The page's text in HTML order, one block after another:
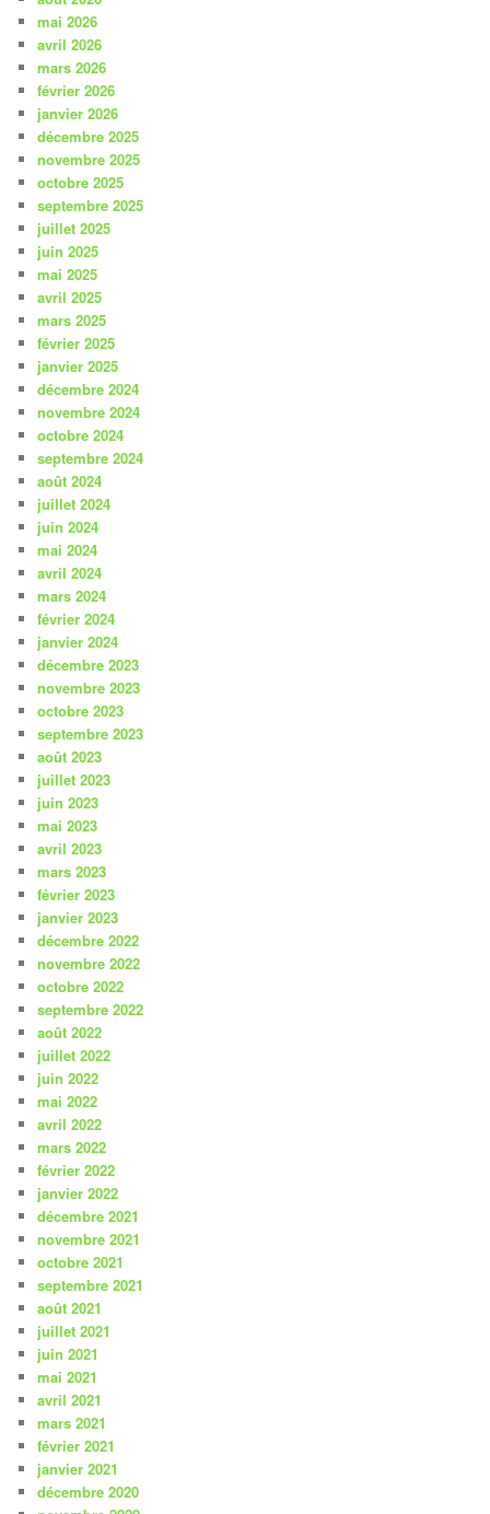
mai 2026
avril 2026
mars 2026
février 2026
janvier 2026
décembre 2025
novembre 2025
octobre 2025
septembre 2025
juillet 2025
juin 2025
mai 2025
avril 2025
mars 2025
février 2025
janvier 2025
décembre 2024
novembre 2024
octobre 2024
septembre 2024
août 2024
juillet 2024
juin 2024
mai 2024
avril 2024
mars 2024
février 2024
janvier 2024
décembre 2023
novembre 2023
octobre 2023
septembre 2023
août 2023
juillet 2023
juin 2023
mai 2023
avril 2023
mars 2023
février 2023
janvier 2023
décembre 2022
novembre 2022
octobre 2022
septembre 2022
août 2022
juillet 2022
juin 2022
mai 2022
avril 2022
mars 2022
février 2022
janvier 2022
décembre 2021
novembre 2021
octobre 2021
septembre 2021
août 2021
juillet 2021
juin 2021
mai 2021
avril 2021
mars 2021
février 2021
janvier 2021
décembre 2020